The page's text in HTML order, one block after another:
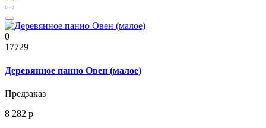
0
17729
Деревянное панно Овен (малое)
Предзаказ
8 282 р